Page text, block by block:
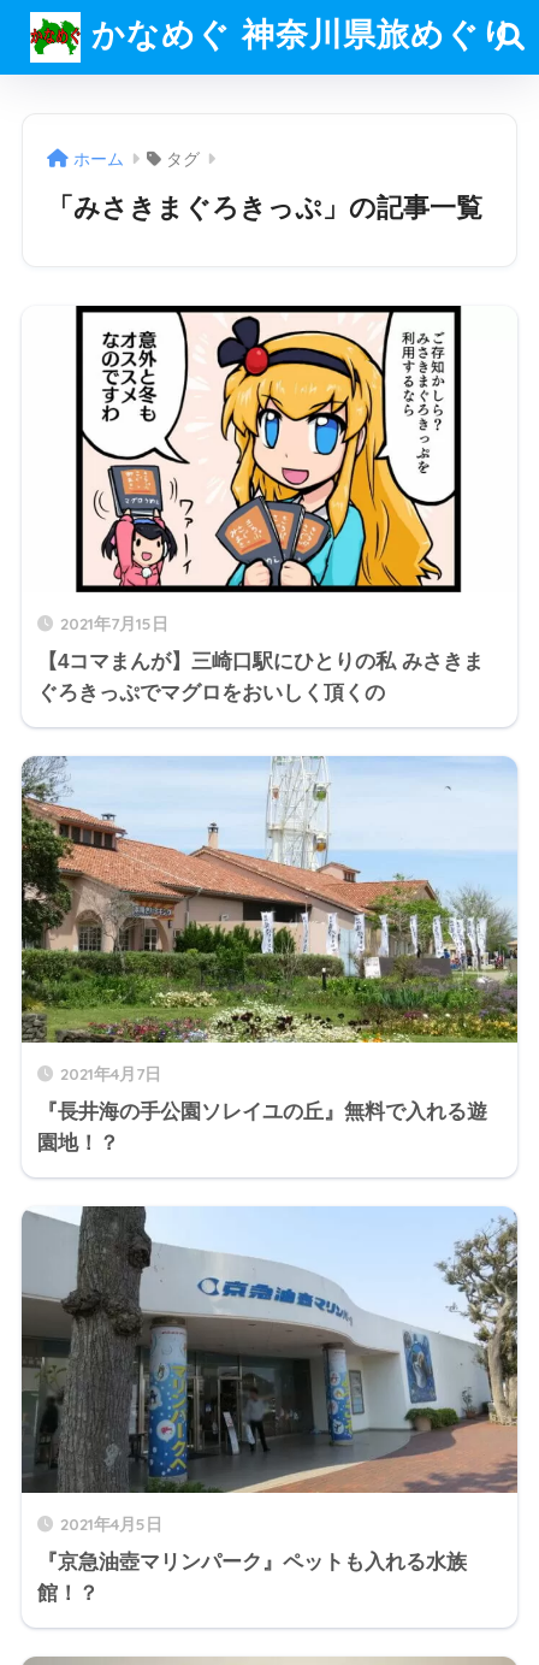
かなめぐ 神奈川県旅めぐり
ホーム タグ
「みさきまぐろきっぷ」の記事一覧
2021年7月15日
【4コマまんが】三崎口駅にひとりの私 みさきま
ぐろきっぷでマグロをおいしく頂くの
2021年4月7日
『長井海の手公園ソレイユの丘』無料で入れる遊
園地！？
2021年4月5日
『京急油壺マリンパーク』ペットも入れる水族
館！？